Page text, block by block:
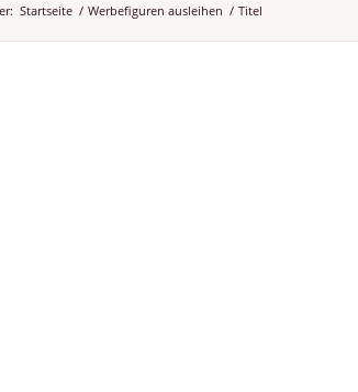
Startseite / Werbefiguren ausleihen / Titel